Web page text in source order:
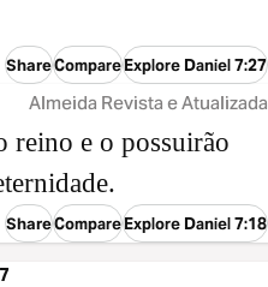
ShareCompareExplore Daniel 7:27
Almeida Revista e Atualizada
reino e o possuirão
ShareCompareExplore Daniel 7:18